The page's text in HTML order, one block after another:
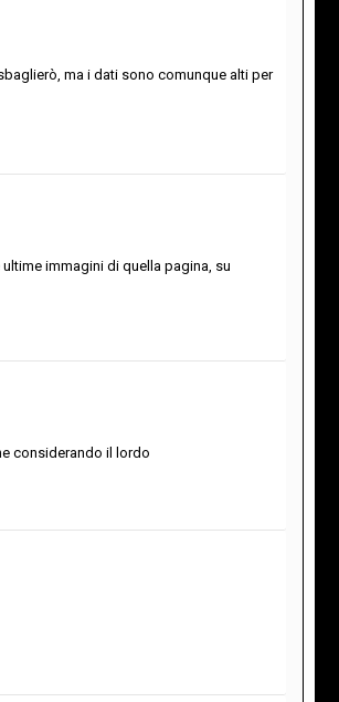
ma i dati sono comunque alti per
immagini di quella pagina, su
considerando il lordo